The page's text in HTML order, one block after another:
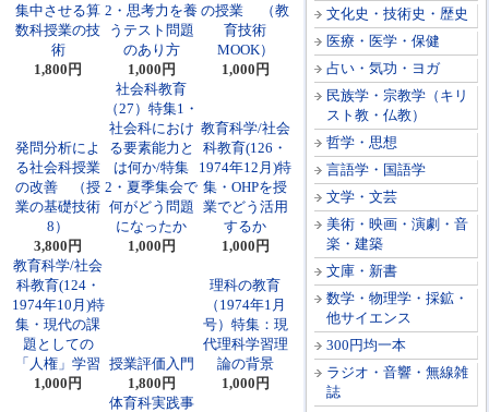
文化史・技術史・歴史
医療・医学・保健
占い・気功・ヨガ
民族学・宗教学（キリ
スト教・仏教）
哲学・思想
言語学・国語学
文学・文芸
美術・映画・演劇・音
楽・建築
文庫・新書
数学・物理学・採鉱・
他サイエンス
300円均一本
ラジオ・音響・無線雑
誌
集中させる算
数科授業の技
術
1,800円
2・思考力を養
うテスト問題
のあり方
1,000円
の授業 （教
育技術
MOOK）
1,000円
発問分析によ
る社会科授業
の改善 （授
業の基礎技術
8）
3,800円
社会科教育
（27）特集1・
社会科におけ
る要素能力と
は何か/特集
2・夏季集会で
何がどう問題
になったか
1,000円
教育科学/社会
科教育(126・
1974年12月)特
集・OHPを授
業でどう活用
するか
1,000円
教育科学/社会
科教育(124・
1974年10月)特
集・現代の課
題としての
「人権」学習
1,000円
授業評価入門
1,800円
理科の教育
（1974年1月
号）特集：現
代理科学習理
論の背景
1,000円
体育科実践事